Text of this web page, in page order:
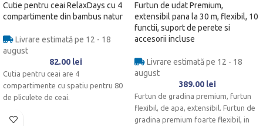
Cutie pentru ceai RelaxDays cu 4
compartimente din bambus natur
Livrare estimată pe 12 - 18
august
82.00 lei
Cutia pentru ceai are 4
compartimente cu spatiu pentru 80
de pliculete de ceai.
Furtun de udat Premium,
extensibil pana la 30 m, flexibil, 10
functii, suport de perete si
accesorii incluse
Livrare estimată pe 12 - 18
august
389.00 lei
Furtun de gradina premium, furtun
flexibil, de apa, extensibil. Furtun de
gradina premium foarte flexibil, in